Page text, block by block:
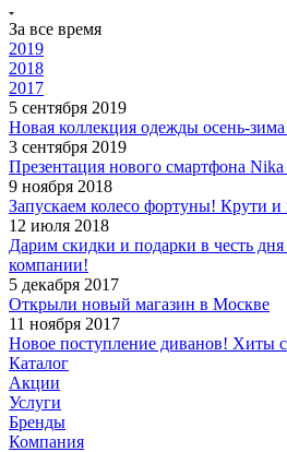
За все время
2019
2018
2017
5 сентября 2019
Новая коллекция одежды осень-
3 сентября 2019
Презентация нового смартфона
9 ноября 2018
Запускаем колесо фортуны! Крути
12 июля 2018
Дарим скидки и подарки в честь
компании!
5 декабря 2017
Открыли новый магазин в Москве
11 ноября 2017
Новое поступление диванов! Хиты
Каталог
Акции
Услуги
Бренды
Компания